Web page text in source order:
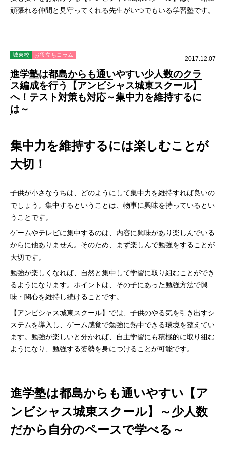
頑張れる仲間と見守ってくれる先生がいつでもいる学習塾です。
城東校 お役立ちコラム
2017.12.07
進学塾は都島からも通いやすい少人数のクラ
ス編成を行う【アンビシャス城東スクール】
へ！テスト対策も対応～集中力を維持するに
は～
集中力を維持するには楽しむことが
大切！
子供が小さなうちは、どのようにして集中力を維持すれば良いの
でしょう。集中するということは、物事に興味を持っているとい
うことです。
ゲームやテレビに集中するのは、内容に興味があり楽しんでいる
からに他ありません。そのため、まず楽しんで勉強をすることが
大切です。
勉強が楽しくなれば、自然と集中して学習に取り組むことができ
るようになります。ポイントは、その子にあった勉強方法で興
味・関心を維持し続けることです。
【アンビシャス城東スクール】では、子供のやる気を引き出すシ
ステムを導入し、ゲーム感覚で勉強に熱中できる環境を整えてい
ます。勉強が楽しいと分かれば、自主学習にも積極的に取り組む
ようになり、勉強する姿勢を身につけることが可能です。
進学塾は都島からも通いやすい【ア
ンビシャス城東スクール】～少人数
だから自分のペースで学べる～